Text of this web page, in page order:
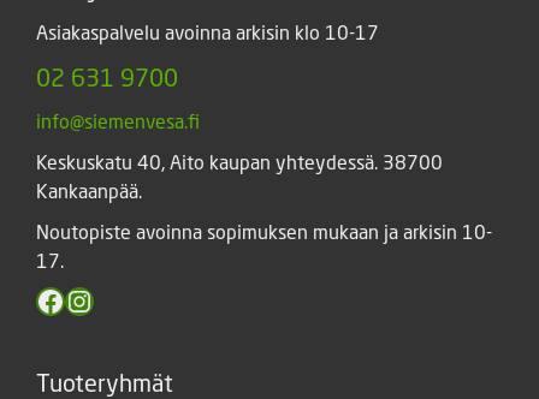
Asiakaspalvelu avoinna arkisin klo 10-17
02 631 9700
info@siemenvesa.fi
Keskuskatu 40, Aito kaupan yhteydessä. 38700
Kankaanpää.
Noutopiste avoinna sopimuksen mukaan ja arkisin 10-
17.
Facebook
Instagram
Tuoteryhmät